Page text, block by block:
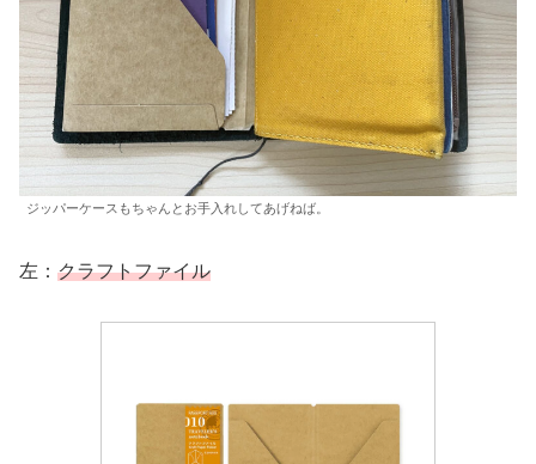
ジッパーケースもちゃんとお手入れしてあげねば。
左： クラフトファイル